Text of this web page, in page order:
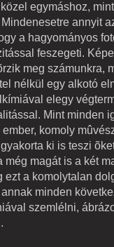
egymáshoz,
annyit
a hagyományos
feszegeti.
meg számunkra,
nélkül egy alkotó
elegy
Mint minden
komoly
ki is teszi
magát is a két
ezt a komolytalan
minden
szemlélni,